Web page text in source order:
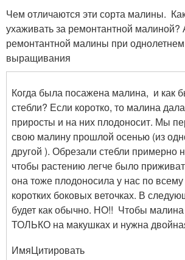
Чем отличаются эти сорта малины.
ухаживать за ремонтантной малиной?
ремонтантной малины при
выращивания
Когда была посажена малина, и как
стебли? Если коротко, то малина
приросты и на них плодоносит. Мы
свою малину прошлой осенью (из
другой ). Обрезали стебли примерно
чтобы растению легче было
она тоже плодоносила у нас по всему
коротких боковых веточках. В
будет как обычно. НО!! Чтобы
ТОЛЬКО на макушках и нужна
ИмяЦитировать